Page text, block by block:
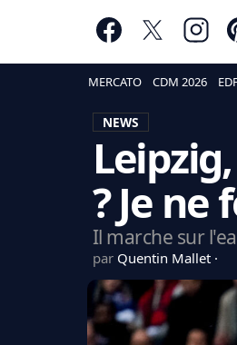
MERCATO CDM 2026
NEWS
? Je
Il marche sur
par Quentin Mallet